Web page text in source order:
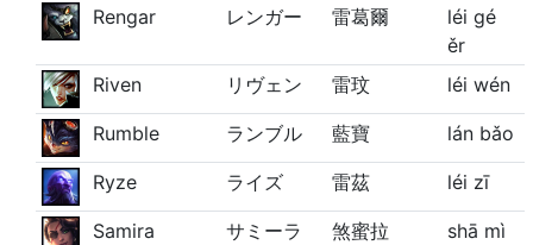
Rengar
レンガー 雷葛爾
léi gé
ěr
Riven
リヴェン 雷玟 léi wén
Rumble ランブル 藍寶 lán bǎo
Ryze ライズ 雷茲 léi zī
Samira サミーラ 煞蜜拉
shā mì